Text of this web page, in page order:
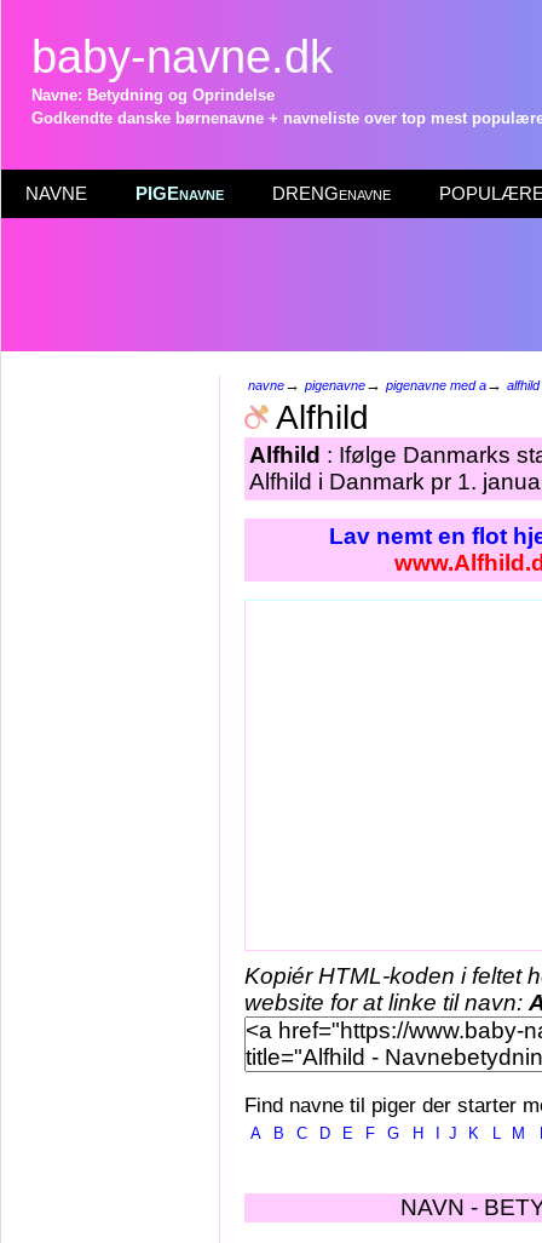
baby-navne.dk
Navne: Betydning og Oprindelse
Godkendte danske børnenavne + navneliste over top mest
NAVNE PIGEnavne DRENGenavne POPULÆRE
navne→ pigenavne→ pigenavne med a→ alfhild
Alfhild
Alfhild : Ifølge Danmarks
Alfhild i Danmark pr 1.
Lav nemt en flot
Kopiér HTML-koden i feltet
website for at linke til navn:
Find navne til piger der starter
A B C D E F G H J K L M
NAVN -